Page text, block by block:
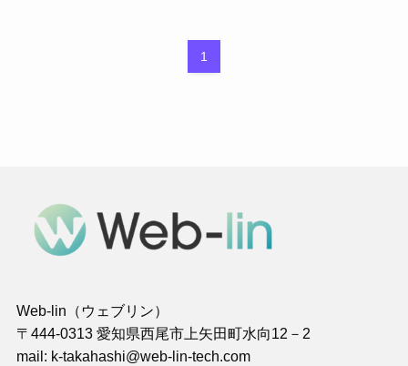
1
Web-lin（ウェブリン）
〒444-0313 愛知県西尾市上矢田町水向12－2
mail: k-takahashi@web-lin-tech.com